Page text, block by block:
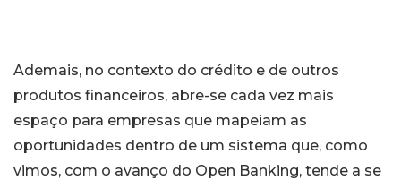
Ademais, no contexto do crédito e de outros
produtos financeiros, abre-se cada vez mais
espaço para empresas que mapeiam as
oportunidades dentro de um sistema que, como
vimos, com o avanço do Open Banking, tende a se